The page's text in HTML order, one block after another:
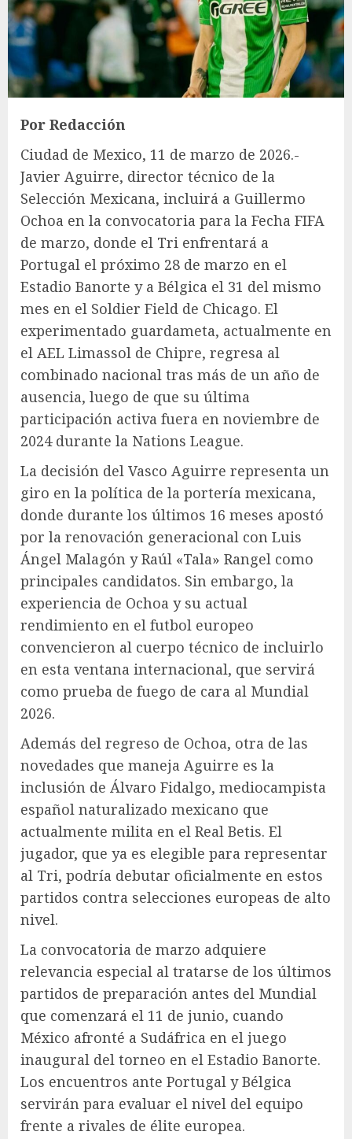
Por Redacción
Ciudad de Mexico, 11 de marzo de 2026.-
Javier Aguirre, director técnico de la
Selección Mexicana, incluirá a Guillermo
Ochoa en la convocatoria para la Fecha FIFA
de marzo, donde el Tri enfrentará a
Portugal el próximo 28 de marzo en el
Estadio Banorte y a Bélgica el 31 del mismo
mes en el Soldier Field de Chicago. El
experimentado guardameta, actualmente en
el AEL Limassol de Chipre, regresa al
combinado nacional tras más de un año de
ausencia, luego de que su última
participación activa fuera en noviembre de
2024 durante la Nations League.
La decisión del Vasco Aguirre representa un
giro en la política de la portería mexicana,
donde durante los últimos 16 meses apostó
por la renovación generacional con Luis
Ángel Malagón y Raúl «Tala» Rangel como
principales candidatos. Sin embargo, la
experiencia de Ochoa y su actual
rendimiento en el futbol europeo
convencieron al cuerpo técnico de incluirlo
en esta ventana internacional, que servirá
como prueba de fuego de cara al Mundial
2026.
Además del regreso de Ochoa, otra de las
novedades que maneja Aguirre es la
inclusión de Álvaro Fidalgo, mediocampista
español naturalizado mexicano que
actualmente milita en el Real Betis. El
jugador, que ya es elegible para representar
al Tri, podría debutar oficialmente en estos
partidos contra selecciones europeas de alto
nivel.
La convocatoria de marzo adquiere
relevancia especial al tratarse de los últimos
partidos de preparación antes del Mundial
que comenzará el 11 de junio, cuando
México afronté a Sudáfrica en el juego
inaugural del torneo en el Estadio Banorte.
Los encuentros ante Portugal y Bélgica
servirán para evaluar el nivel del equipo
frente a rivales de élite europea.